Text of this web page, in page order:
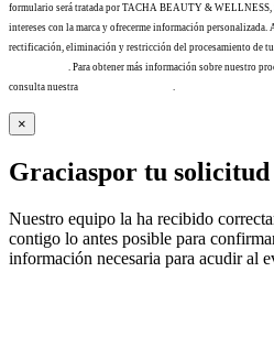
formulario será tratada por TACHA BEAUTY & WELLNESS,
intereses con la marca y ofrecerme información personalizada.
rectificación, eliminación y restricción del procesamiento de
. Para obtener más información sobre nuestro
consulta nuestra
.
×
Graciaspor tu solicitud
Nuestro equipo la ha recibido
contigo lo antes posible para
información necesaria para acudir al